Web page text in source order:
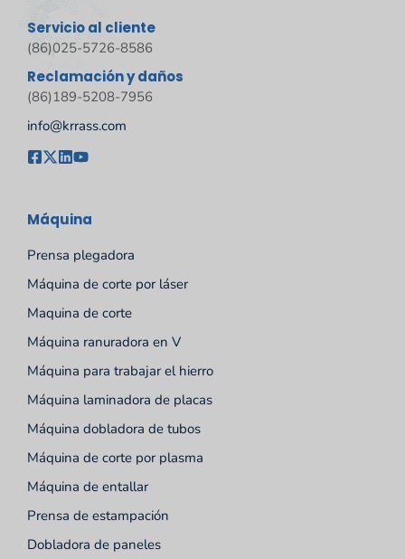
Servicio al cliente
(86)025-5726-8586
Reclamación y daños
(86)189-5208-7956
info@krrass.com
Máquina
Prensa plegadora
Máquina de corte por láser
Maquina de corte
Máquina ranuradora en V
Máquina para trabajar el hierro
Máquina laminadora de placas
Máquina dobladora de tubos
Máquina de corte por plasma
Máquina de entallar
Prensa de estampación
Dobladora de paneles